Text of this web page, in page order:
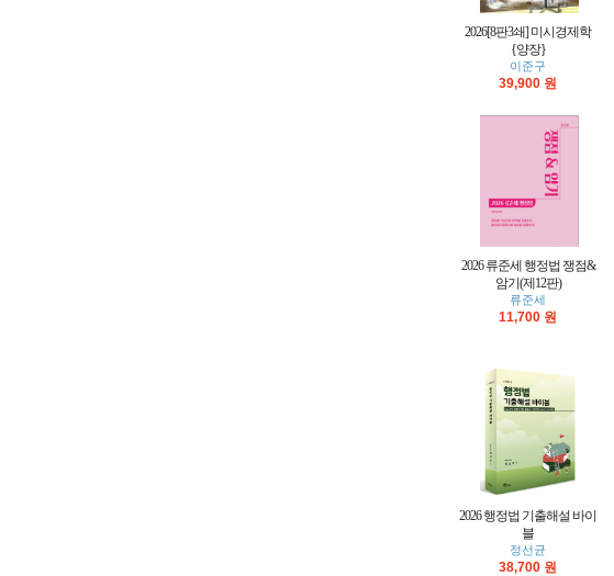
2026[8판3쇄] 미시경제학
{양장}
이준구
39,900 원
2026 류준세 행정법 쟁점&
암기(제12판)
류준세
11,700 원
2026 행정법 기출해설 바이
블
정선균
38,700 원